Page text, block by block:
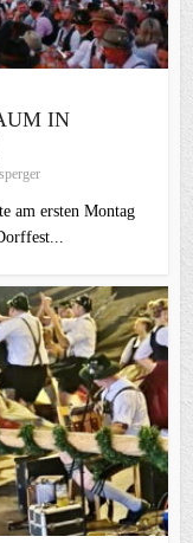
IN
am ersten Montag